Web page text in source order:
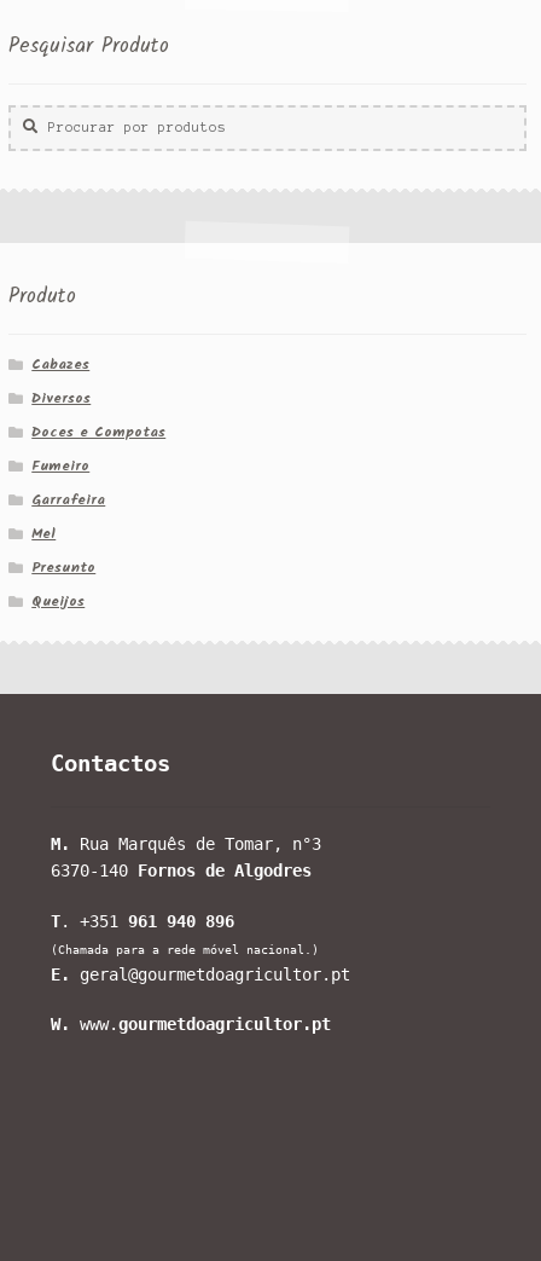
Pesquisar Produto
Procurar
por:
Produto
Cabazes
Diversos
Doces e Compotas
Fumeiro
Garrafeira
Mel
Presunto
Queijos
Contactos
M.
Rua Marquês de Tomar, n°3
6370-140 Fornos de Algodres
T. +351961 940 896
(Chamada para a rede móvel nacional.)
E. geral@gourmetdoagricultor.pt
W. www.gourmetdoagricultor.pt